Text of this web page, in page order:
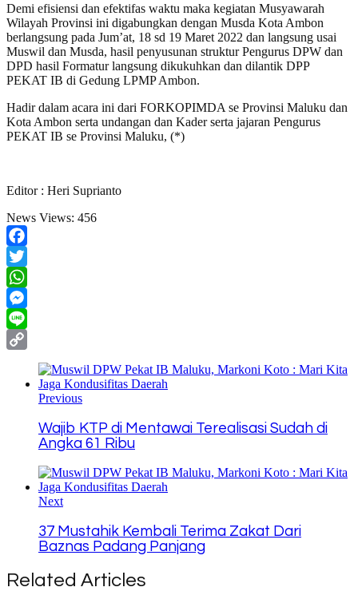
Demi efisiensi dan efektifas waktu maka kegiatan Musyawarah
Wilayah Provinsi ini digabungkan dengan Musda Kota Ambon
berlangsung pada Jum’at, 18 sd 19 Maret 2022 dan langsung usai
Muswil dan Musda, hasil penyusunan struktur Pengurus DPW dan
DPD hasil Formatur langsung dikukuhkan dan dilantik DPP
PEKAT IB di Gedung LPMP Ambon.
Hadir dalam acara ini dari FORKOPIMDA se Provinsi Maluku dan
Kota Ambon serta undangan dan Kader serta jajaran Pengurus
PEKAT IB se Provinsi Maluku, (*)
Editor : Heri Suprianto
News Views: 456
Facebook
Twitter
WhatsApp
Messenger
Line
Link
Previous
Wajib KTP di Mentawai Terealisasi Sudah di
Angka 61 Ribu
Next
37 Mustahik Kembali Terima Zakat Dari
Baznas Padang Panjang
Related Articles